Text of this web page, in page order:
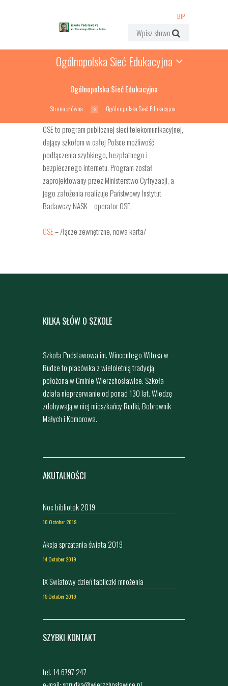
BIP
Ogólnopolska Sieć Edukacyjna
Ogólnopolska Sieć Edukacyjna
Strona główna Ogólnopolska Sieć Edukacyjna
OSE to program publicznej sieci telekomunikacyjnej,
dający szkołom w całej Polsce możliwość
podłączenia szybkiego, bezpłatnego i
bezpiecznego internetu. Program został
zaprojektowany przez Ministerstwo Cyfryzacji, a
jego założenia realizuje Państwowy Instytut
Badawczy NASK – operator OSE.
OSE– /łącze zewnętrzne, nowa karta/
KILKA SŁÓW O SZKOLE
Szkoła Podstawowa im. Wincentego Witosa w
Rudce to placówka z wieloletnią tradycją
położona w Gminie Wierzchosławice. Szkoła
działa nieprzerwanie od ponad 130 lat. Wiedzę
zdobywają w niej mieszkańcy Rudki, Bobrownik
Małych i Komorowa.
AKUTALNOŚCI
Noc bibliotek 2019
10 October 2019
Akcja sprzątania świata 2019
14 October 2019
IX Światowy dzień tabliczki mnożenia
15 October 2019
SZYBKI KONTAKT
tel. 14 6797 247